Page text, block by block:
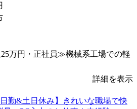
万円・正社員≫機械系工場での軽
詳細を表示